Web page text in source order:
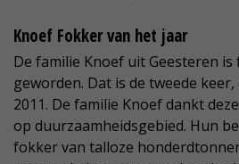
Knoef Fokker van het jaar
De familie Knoef uit Geesteren
geworden. Dat is de tweede
2011. De familie Knoef dankt
op duurzaamheidsgebied. Hun
fokker van talloze